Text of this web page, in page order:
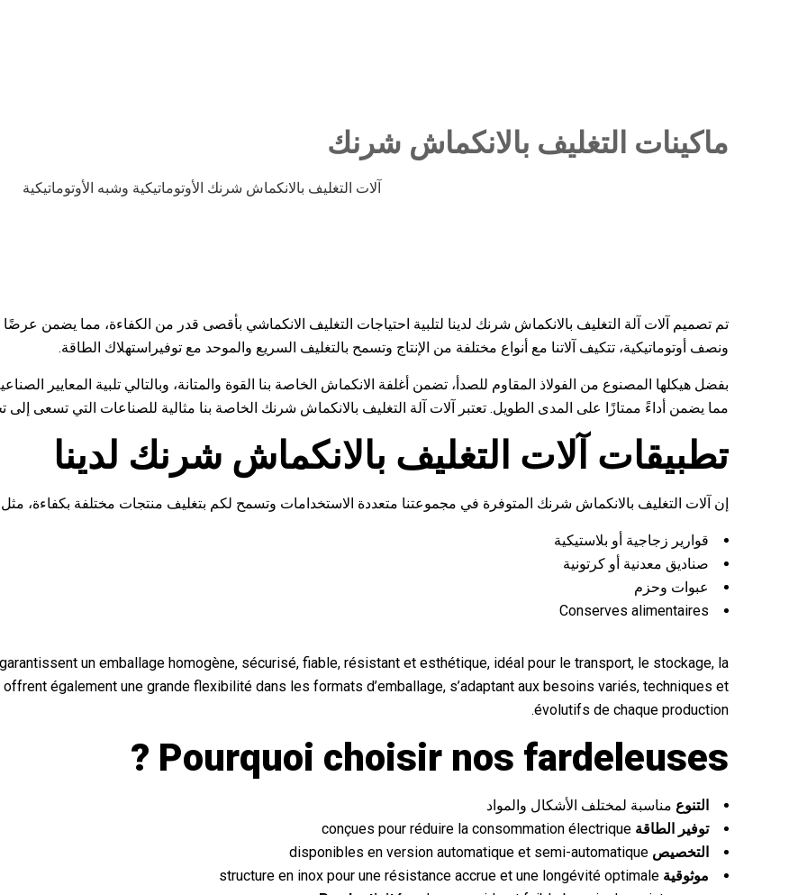
ماكينات التغليف بالانكماش شرنك
تم تصميم آلات آلة التغليف بالانكماش شرنك لدينا لتلبية احتياجات التغليف الانكماشي بأقصى قدر من الكفاءة، مما يضمن عرضًا
ونصف أوتوماتيكية، تتكيف آلاتنا مع أنواع مختلفة من الإنتاج وتسمح بالتغليف السريع والموحد مع توفيراستهلاك الطاقة.
بفضل هيكلها المصنوع من الفولاذ المقاوم للصدأ، تضمن أغلفة الانكماش الخاصة بنا القوة والمتانة، وبالتالي تلبية المعايير
مما يضمن أداءً ممتازًا على المدى الطويل. تعتبر آلات آلة التغليف بالانكماش شرنك الخاصة بنا مثالية للصناعات التي تسعى إلى
تطبيقات آلات التغليف بالانكماش شرنك لدينا
إن آلات التغليف بالانكماش شرنك المتوفرة في مجموعتنا متعددة الاستخدامات وتسمح لكم بتغليف منتجات مختلفة بكفاءة، مثل
قوارير زجاجية أو بلاستيكية
صناديق معدنية أو كرتونية
عبوات وحزم
Conserves alimentaires
un emballage homogène, sécurisé, fiable, résistant et esthétique, idéal pour le transport, le stockage, la
également une grande flexibilité dans les formats d’emballage, s’adaptant aux besoins variés, techniques et
évolutifs de chaque production.
Pourquoi choisir nos fardeleuses ?
التنوع مناسبة لمختلف الأشكال والمواد
توفير الطاقة
التخصيص
موثوقية